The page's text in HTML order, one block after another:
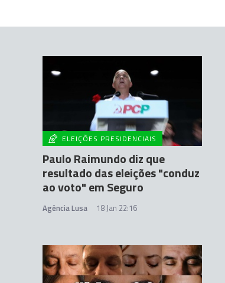
ELEIÇÕES PRESIDENCIAIS
Paulo Raimundo diz que
resultado das eleições "conduz
ao voto" em Seguro
Agência Lusa 18 Jan 22:16